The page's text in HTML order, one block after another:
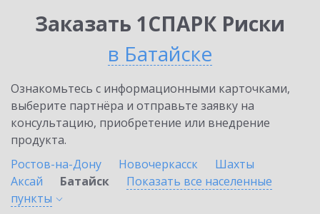
Заказать 1СПАРК Риски
в Батайске
Ознакомьтесь с информационными карточками,
выберите партнёра и отправьте заявку на
консультацию, приобретение или внедрение
продукта.
Ростов-на-Дону
Новочеркасск
Шахты
Аксай
Батайск
Показать все населенные
пункты